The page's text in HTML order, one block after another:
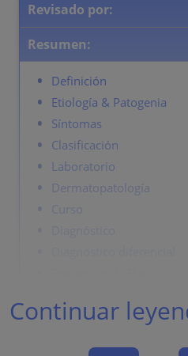
Revisado por:
Resumen:
Definición
Etiología & Patogenia
Síntomas
Clasificación
Laboratorio
Dermatopatología
Curso
Continuar